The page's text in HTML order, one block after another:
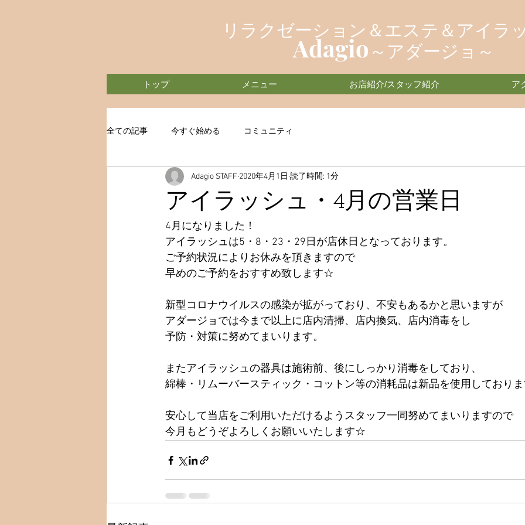
リラクゼーション＆エステ＆アイラ
Adagio ～アダージョ～
トップ メニュー お店紹介/スタッフ紹介 ア
全ての記事 今すぐ始める コミュニティ
アイラッシュ・4月の営業日
Adagio STAFF 2020年4月1日 読了時間: 1分
4月になりました！
アイラッシュは5・8・23・29日が店休日となっております。
ご予約状況によりお休みを頂きますので
早めのご予約をおすすめ致します☆
新型コロナウイルスの感染が拡がっており、不安もあるかと思いますが
アダージョでは今まで以上に店内清掃、店内換気、店内消毒をし
予防・対策に努めてまいります。
またアイラッシュの器具は施術前、後にしっかり消毒をしており、
綿棒・リムーバースティック・コットン等の消耗品は新品を使用しており
安心して当店をご利用いただけるようスタッフ一同努めてまいりますので
今月もどうぞよろしくお願いいたします☆